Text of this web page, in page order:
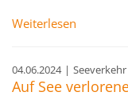
Weiterlesen
04.06.2024 |
Auf See